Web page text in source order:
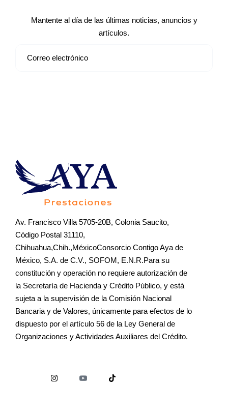
Mantente al día de las últimas noticias, anuncios y
artículos.
Av. Francisco Villa 5705-20B, Colonia Saucito,
Código Postal 31110,
Chihuahua,Chih.,MéxicoConsorcio Contigo Aya de
México, S.A. de C.V., SOFOM, E.N.R.Para su
constitución y operación no requiere autorización de
la Secretaría de Hacienda y Crédito Público, y está
sujeta a la supervisión de la Comisión Nacional
Bancaria y de Valores, únicamente para efectos de lo
dispuesto por el artículo 56 de la Ley General de
Organizaciones y Actividades Auxiliares del Crédito.